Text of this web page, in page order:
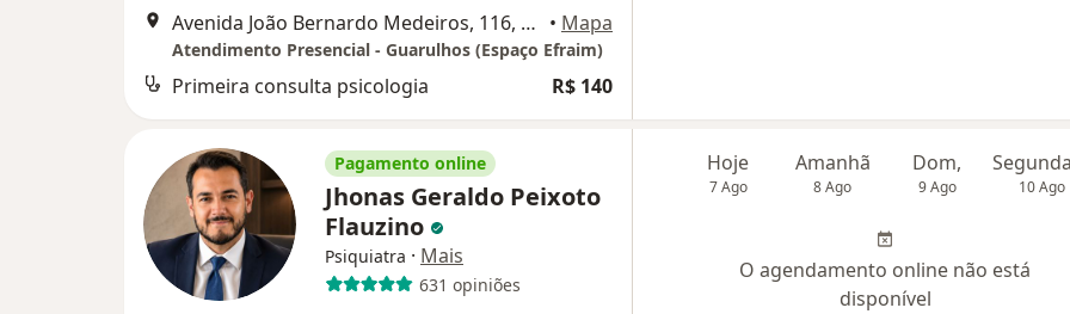
Avenida João Bernardo Medeiros, 116, Guarulhos • Mapa
Atendimento Presencial - Guarulhos (Espaço Efraim)
Primeira consulta psicologia R$ 140
Pagamento online
Jhonas Geraldo Peixoto
Flauzino
Psiquiatra · Mais
631 opiniões
Hoje
7 Ago
Amanhã
8 Ago
Dom,
9 Ago 10 Ago
O agendamento online não está
disponível